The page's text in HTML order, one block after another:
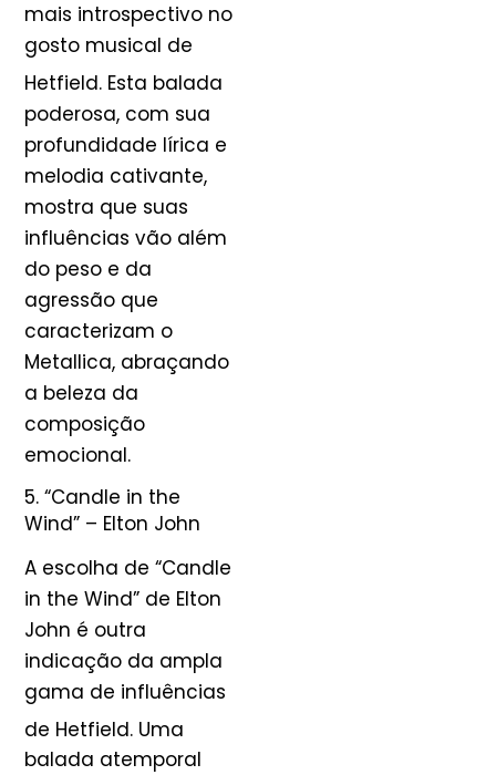
mais introspectivo no
gosto musical de
Hetfield. Esta balada
poderosa, com sua
profundidade lírica e
melodia cativante,
mostra que suas
influências vão além
do peso e da
agressão que
caracterizam o
Metallica, abraçando
a beleza da
composição
emocional.
5. “Candle in the
Wind” – Elton John
A escolha de “Candle
in the Wind” de Elton
John é outra
indicação da ampla
gama de influências
de Hetfield. Uma
balada atemporal